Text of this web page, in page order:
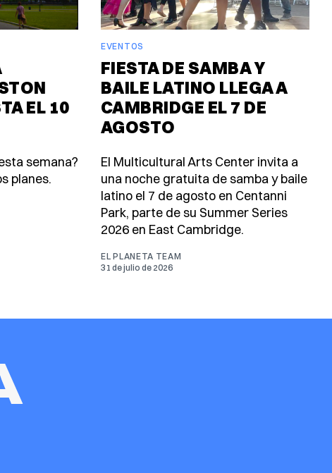
EL 10
semana?
planes.
EVENTOS
FIESTA DE SAMBA Y
BAILE LATINO LLEGA A
CAMBRIDGE EL 7 DE
AGOSTO
El Multicultural Arts Center invita a
una noche gratuita de samba y baile
latino el 7 de agosto en Centanni
Park, parte de su Summer Series
2026 en East Cambridge.
EL PLANETA TEAM
31 de julio de 2026